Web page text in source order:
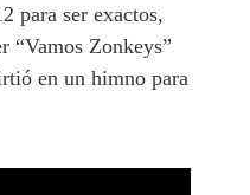
para ser exactos,
“Vamos Zonkeys”
en un himno para